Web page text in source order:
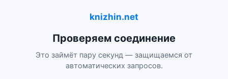
knizhin.net
Проверяем соединение
Это займёт пару секунд — защищаемся от
автоматических запросов.